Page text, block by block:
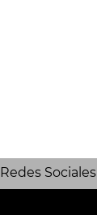
Redes Sociales